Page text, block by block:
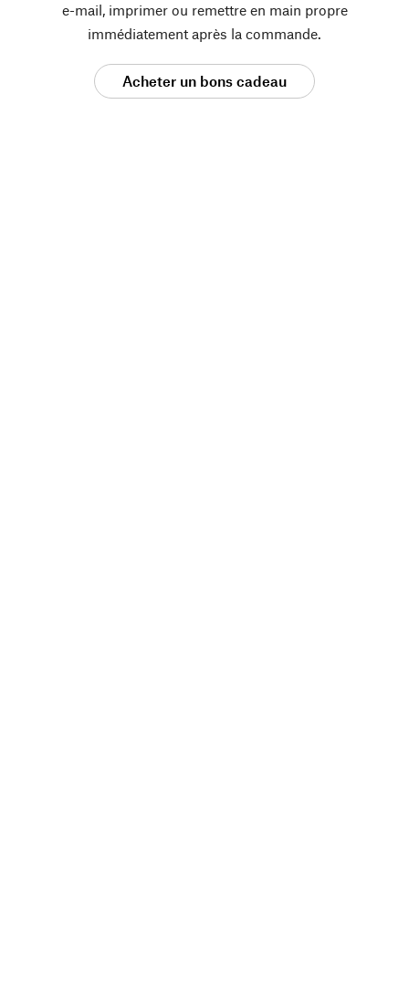
e-mail, imprimer ou remettre en main propre
immédiatement après la commande.
Acheter un bons cadeau